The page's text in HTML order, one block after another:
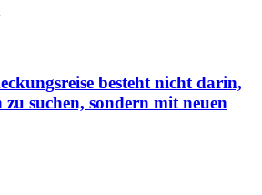
besteht nicht darin,
suchen, sondern mit neuen